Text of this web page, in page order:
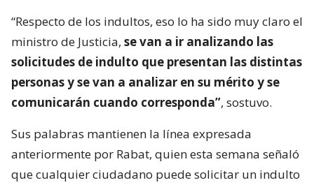
“Respecto de los indultos, eso lo ha sido muy claro el
ministro de Justicia, se van a ir analizando las
solicitudes de indulto que presentan las distintas
personas y se van a analizar en su mérito y se
comunicarán cuando corresponda”, sostuvo.
Sus palabras mantienen la línea expresada
anteriormente por Rabat, quien esta semana señaló
que cualquier ciudadano puede solicitar un indulto